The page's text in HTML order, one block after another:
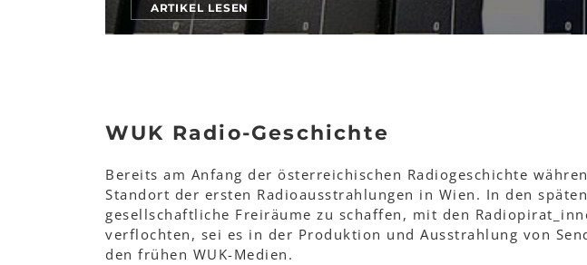
ARTIKEL LESEN
WUK Radio-Geschichte
Bereits am Anfang der österreichischen Radiogeschichte
Standort der ersten Radioausstrahlungen in Wien. In den
gesellschaftliche Freiräume zu schaffen, mit den
verflochten, sei es in der Produktion und Ausstrahlung von
den frühen WUK-Medien.